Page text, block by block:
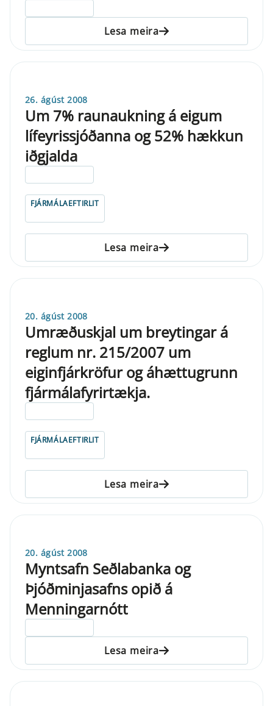
Lesa meira
26. ágúst 2008
Um 7% raunaukning á eigum
lífeyrissjóðanna og 52% hækkun
iðgjalda
FJÁRMÁLAEFTIRLIT
Lesa meira
20. ágúst 2008
Umræðuskjal um breytingar á
reglum nr. 215/2007 um
eiginfjárkröfur og áhættugrunn
fjármálafyrirtækja.
FJÁRMÁLAEFTIRLIT
Lesa meira
20. ágúst 2008
Myntsafn Seðlabanka og
Þjóðminjasafns opið á
Menningarnótt
Lesa meira